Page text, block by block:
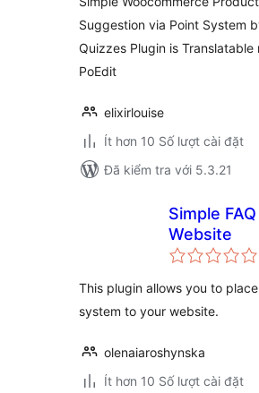
Suggestion via Point System
Quizzes Plugin is Translatable
PoEdit
elixirlouise
Ít hơn 10 Số lượt cài đặt
Đã kiểm tra với 5.3.21
Simple
Website
This plugin allows you to place
system to your website.
olenaiaroshynska
Ít hơn 10 Số lượt cài đặt